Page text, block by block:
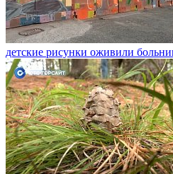
детские рисунки оживили